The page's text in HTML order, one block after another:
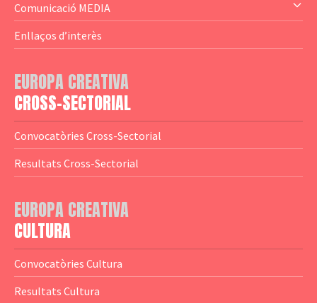
— Altres
— El subprograma MEDIA
— Agència Executiva
— Logotips
Comunicació MEDIA
— Estrenes a Catalunya
— Notícies
— Guies MEDIA
— Altres Guies
— Presentacions
— Estudis
— Anuaris
— Catàlegs
Enllaços d’interès
EUROPA CREATIVA
CROSS-SECTORIAL
Convocatòries Cross-Sectorial
Resultats Cross-Sectorial
EUROPA CREATIVA
CULTURA
Convocatòries Cultura
Resultats Cultura